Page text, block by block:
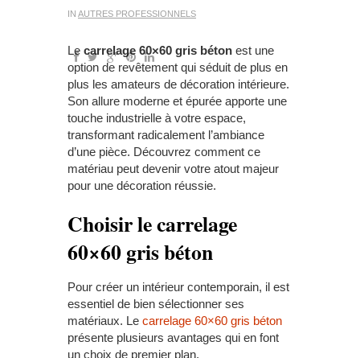
IN AUTRES PROFESSIONNELS
Le carrelage 60×60 gris béton est une
option de revêtement qui séduit de plus en
plus les amateurs de décoration intérieure.
Son allure moderne et épurée apporte une
touche industrielle à votre espace,
transformant radicalement l’ambiance
d’une pièce. Découvrez comment ce
matériau peut devenir votre atout majeur
pour une décoration réussie.
Choisir le carrelage
60×60 gris béton
Pour créer un intérieur contemporain, il est
essentiel de bien sélectionner ses
matériaux. Le carrelage 60×60 gris béton
présente plusieurs avantages qui en font
un choix de premier plan.